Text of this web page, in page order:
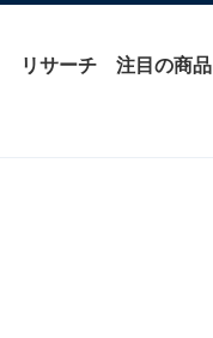
リサーチ 注目の商品